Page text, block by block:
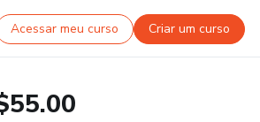
Acessar meu curso Criar um curso